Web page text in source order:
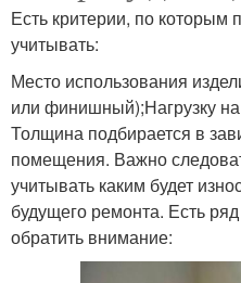
Есть критерии, по
учитывать:
Место использования
или финишный);Нагрузку
Толщина подбирается в
помещения. Важно
учитывать каким будет
будущего ремонта. Есть
обратить внимание: